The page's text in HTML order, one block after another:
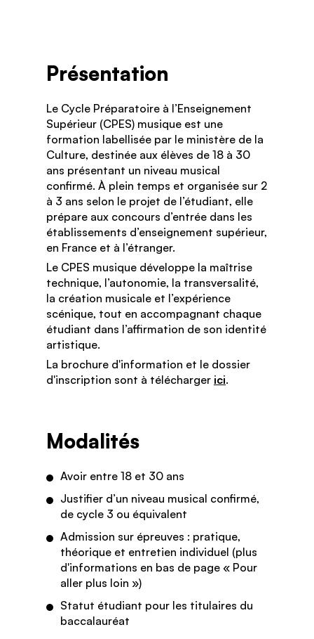
Présentation
Le Cycle Préparatoire à l’Enseignement
Supérieur (CPES) musique est une
formation labellisée par le ministère de la
Culture, destinée aux élèves de 18 à 30
ans présentant un niveau musical
confirmé. À plein temps et organisée sur 2
à 3 ans selon le projet de l’étudiant, elle
prépare aux concours d’entrée dans les
établissements d’enseignement supérieur,
en France et à l’étranger.
Le CPES musique développe la maîtrise
technique, l’autonomie, la transversalité,
la création musicale et l’expérience
scénique, tout en accompagnant chaque
étudiant dans l’affirmation de son identité
artistique.
La brochure d'information et le dossier
d'inscription sont à télécharger ici.
Modalités
Avoir entre 18 et 30 ans
Justifier d’un niveau musical confirmé,
de cycle 3 ou équivalent
Admission sur épreuves : pratique,
théorique et entretien individuel (plus
d'informations en bas de page « Pour
aller plus loin »)
Statut étudiant pour les titulaires du
baccalauréat